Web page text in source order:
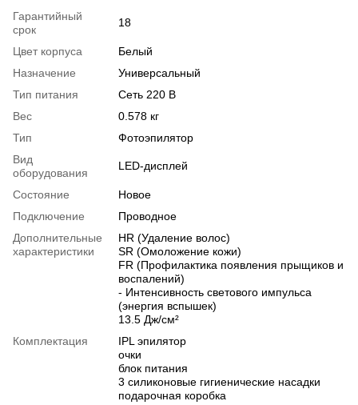
Гарантийный
срок
18
Цвет корпуса
Белый
Назначение
Универсальный
Тип питания
Сеть 220 В
Вес
0.578 кг
Тип
Фотоэпилятор
Вид
оборудования
LED-дисплей
Состояние
Новое
Подключение
Проводное
Дополнительные
характеристики
HR (Удаление волос)
SR (Омоложение кожи)
FR (Профилактика появления прыщиков и
воспалений)
- Интенсивность светового импульса
(энергия вспышек)
13.5 Дж/см²
Комплектация
IPL эпилятор
очки
блок питания
3 силиконовые гигиенические насадки
подарочная коробка